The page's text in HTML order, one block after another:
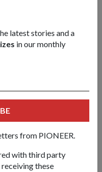
latest stories and a
in our monthly
from PIONEER.
with third party
these
mekanisme dan fungsi
daripada senjata
Tentera.
dia rindu kampung
semangat agar